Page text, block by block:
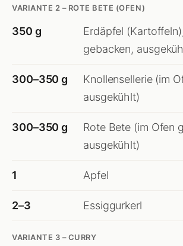
VARIANTE 2 – ROTE BETE (OFEN)
350 g
Erdäpfel
gebacken,
300–350 g
Knollensellerie (im
ausgekühlt)
300–350 g
Rote Bete (im Ofen
ausgekühlt)
1 Apfel
2–3 Essiggurkerl
VARIANTE 3 – CURRY